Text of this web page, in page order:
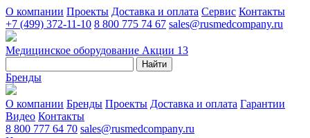
О компании Проекты Доставка и оплата Сервис Контакты
+7 (499) 372-11-10 8 800 775 74 67 sales@rusmedcompany.ru
Медицинское оборудование Акции 13
Найти
Бренды
О компании Бренды Проекты Доставка и оплата Гарантии
Видео Контакты
8 800 777 64 70 sales@rusmedcompany.ru